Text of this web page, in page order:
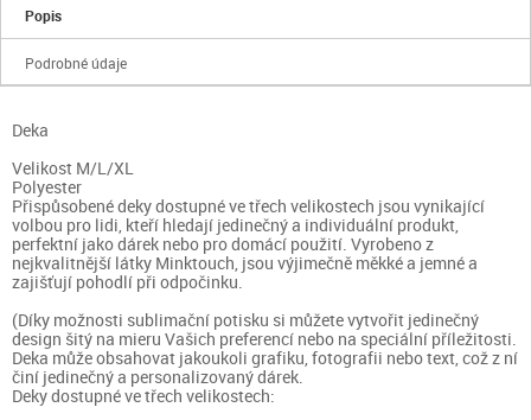
Popis
Podrobné údaje
Deka
Velikost M/L/XL
Polyester
Přispůsobené deky dostupné ve třech velikostech jsou vynikající
volbou pro lidi, kteří hledají jedinečný a individuální produkt,
perfektní jako dárek nebo pro domácí použití. Vyrobeno z
nejkvalitnější látky Minktouch, jsou výjimečně měkké a jemné a
zajišťují pohodlí při odpočinku.
(Díky možnosti sublimační potisku si můžete vytvořit jedinečný
design šitý na mieru Vašich preferencí nebo na speciální příležitosti.
Deka může obsahovat jakoukoli grafiku, fotografii nebo text, což z ní
činí jedinečný a personalizovaný dárek.
Deky dostupné ve třech velikostech: